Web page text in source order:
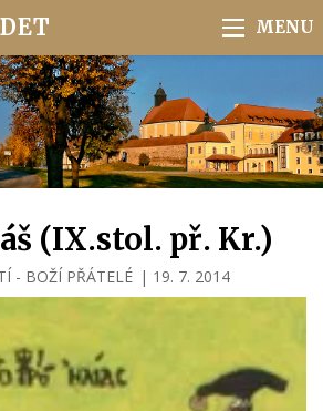
(IX.stol. př. Kr.)
- BOŽÍ PŘÁTELÉ | 19. 7. 2014